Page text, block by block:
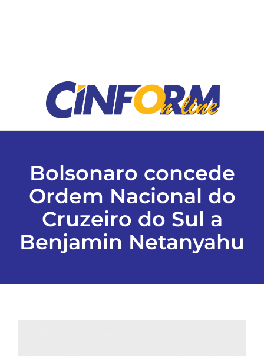
Classificados
FALE CONOSCO
EDIÇÕES EM PDF
Bolsonaro concede
Ordem Nacional do
Cruzeiro do Sul a
Benjamin Netanyahu